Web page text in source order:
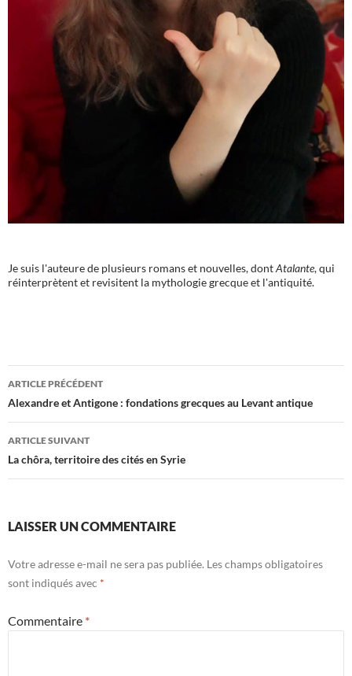
Je suis l'auteure de plusieurs romans et nouvelles, dontAtalante, qui
réinterprètent et revisitent la mythologie grecque et l'antiquité.
ARTICLE PRÉCÉDENT
Alexandre et Antigone : fondations grecques au Levant antique
ARTICLE SUIVANT
La chôra, territoire des cités en Syrie
LAISSER UN COMMENTAIRE
Votre adresse e-mail ne sera pas publiée. Les champs obligatoires
sont indiqués avec *
Commentaire *